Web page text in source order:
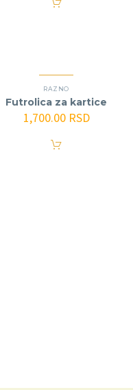
RAZNO
Futrolica za kartice
1,700.00 RSD